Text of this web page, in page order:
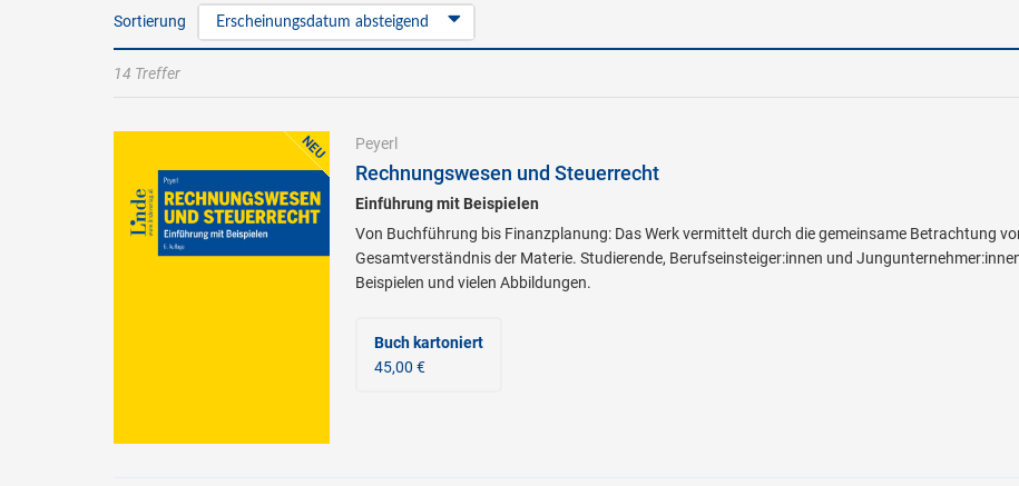
Sortierung Erscheinungsdatum absteigend
14 Treffer
Peyerl
Rechnungswesen und Steuerrecht
Einführung mit Beispielen
Von Buchführung bis Finanzplanung: Das Werk vermittelt durch die gemeinsame Betrachtung
Gesamtverständnis der Materie. Studierende, Berufseinsteiger:innen und
Beispielen und vielen Abbildungen.
Buch kartoniert
45,00 €